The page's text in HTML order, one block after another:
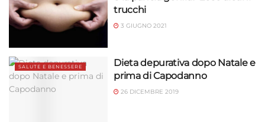
trucchi
3 GIUGNO 2021
SALUTE E BENESSERE
Dieta depurativa dopo Natale e
prima di Capodanno
26 DICEMBRE 2019